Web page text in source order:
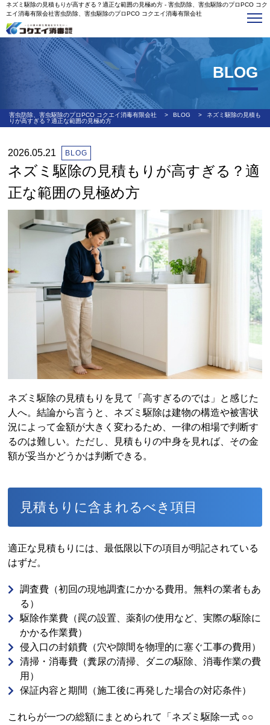
ネズミ駆除の見積もりが高すぎる？適正な範囲の見極め方 - 害虫防除、害虫駆除のプロPCO コク
エイ消毒有限会社害虫防除、害虫駆除のプロPCO コクエイ消毒有限会社
BLOG
害虫防除、害虫駆除のプロPCO コクエイ消毒有限会社 > BLOG >
ネズミ駆除の見積も
りが高すぎる？適正な範囲の見極め方
2026.05.21 BLOG
ネズミ駆除の見積もりが高すぎる？適
正な範囲の見極め方
ネズミ駆除の見積もりを見て「高すぎるのでは」と感じた
人へ。結論から言うと、ネズミ駆除は建物の構造や被害状
況によって金額が大きく変わるため、一律の相場で判断す
るのは難しい。ただし、見積もりの中身を見れば、その金
額が妥当かどうかは判断できる。
見積もりに含まれるべき項目
適正な見積もりには、最低限以下の項目が明記されている
はずだ。
調査費（初回の現地調査にかかる費用。無料の業者もあ
る）
駆除作業費（罠の設置、薬剤の使用など、実際の駆除に
かかる作業費）
侵入口の封鎖費（穴や隙間を物理的に塞ぐ工事の費用）
清掃・消毒費（糞尿の清掃、ダニの駆除、消毒作業の費
用）
保証内容と期間（施工後に再発した場合の対応条件）
これらが一つの総額にまとめられて「ネズミ駆除一式 ○○